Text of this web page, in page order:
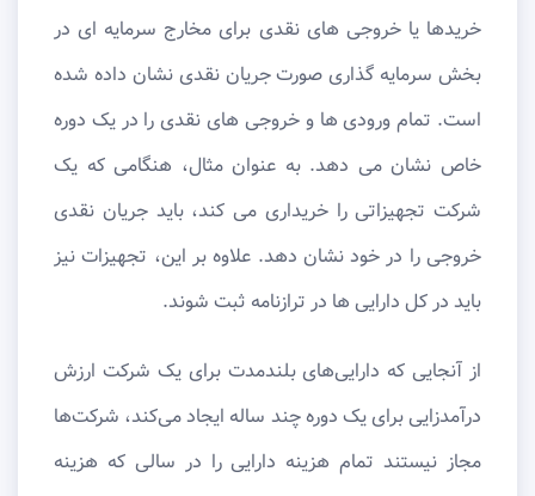
خریدها یا خروجی های نقدی برای مخارج سرمایه ای در
بخش سرمایه گذاری صورت جریان نقدی نشان داده شده
است. تمام ورودی ها و خروجی های نقدی را در یک دوره
خاص نشان می دهد. به عنوان مثال، هنگامی که یک
شرکت تجهیزاتی را خریداری می کند، باید جریان نقدی
خروجی را در خود نشان دهد. علاوه بر این، تجهیزات نیز
باید در کل دارایی ها در ترازنامه ثبت شوند.
از آنجایی که دارایی‌های بلندمدت برای یک شرکت ارزش
درآمدزایی برای یک دوره چند ساله ایجاد می‌کند، شرکت‌ها
مجاز نیستند تمام هزینه دارایی را در سالی که هزینه